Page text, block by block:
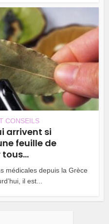
CONSEILS
arrivent si
feuille de
médicales depuis la Grèce
il est...